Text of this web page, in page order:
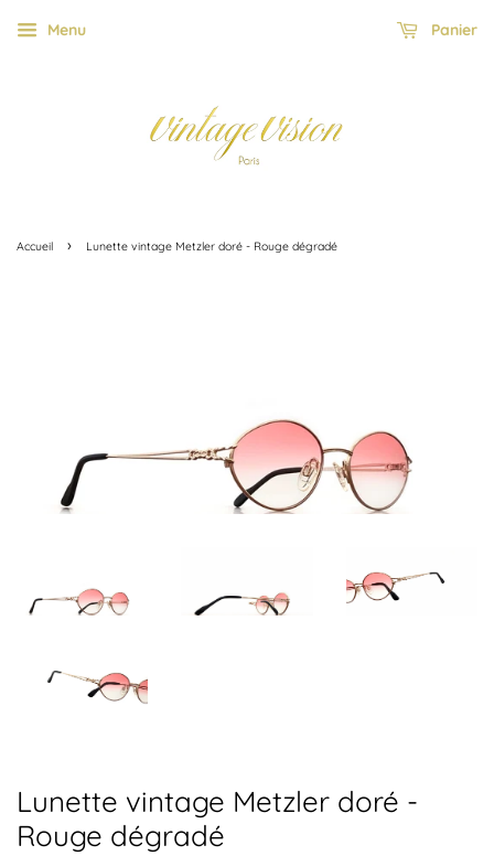
Menu Panier
Accueil › Lunette vintage Metzler doré - Rouge dégradé
Lunette vintage Metzler doré -
Rouge dégradé